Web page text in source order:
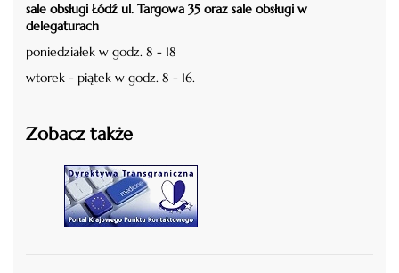
sale obsługi Łódź ul. Targowa 35 oraz sale obsługi w
delegaturach
poniedziałek w godz. 8 - 18
wtorek - piątek w godz. 8 - 16.
Zobacz także
czytaj więcej